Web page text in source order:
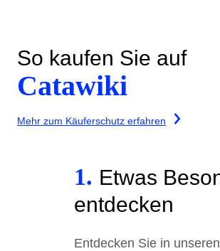
So kaufen Sie auf
Catawiki
Mehr zum Käuferschutz erfahren
1. Etwas
entdecken
Entdecken Sie in